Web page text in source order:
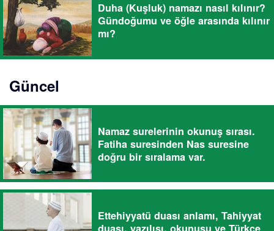
Duha (Kuşluk) namazı nasıl kılınır?
Gündoğumu ve öğle arasında kılınır
mı?
Güncel
Namaz surelerinin okunuş sırası.
Fatiha suresinden Nas suresine
doğru bir sıralama var.
Ettehiyyatü duası anlamı, Tahiyyat
duası, yazılışı, okunuşu ve Türkçe